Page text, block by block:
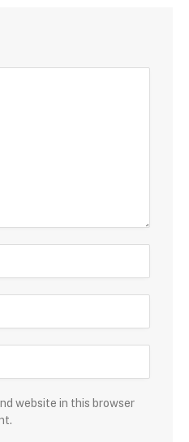
website in this browser